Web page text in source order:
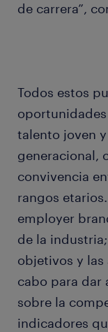
de carrera”,
Todos estos
talento joven
generacional,
convivencia
rangos
employer
de la
objetivos y las
cabo para dar
sobre la
indicadores